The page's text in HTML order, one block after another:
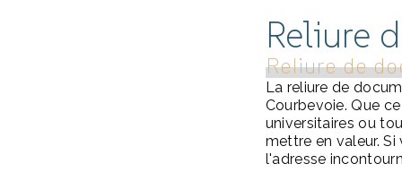
Reliure
Reliure de
La reliure de
Courbevoie. Que
universitaires ou
mettre en valeur.
l'adresse